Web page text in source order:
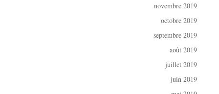
novembre 2019
octobre 2019
septembre 2019
août 2019
juillet 2019
juin 2019